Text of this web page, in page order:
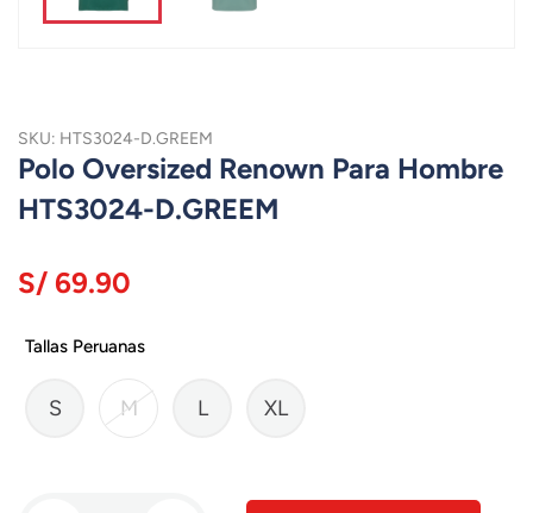
SKU: HTS3024-D.GREEM
Polo Oversized Renown Para Hombre
HTS3024-D.GREEM
S/ 69.90
Tallas Peruanas
S M L XL